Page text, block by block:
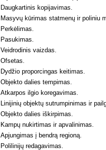
Daugkartinis kopijavimas.
Masyvų kūrimas statmenų ir poliniu
Perkėlimas.
Pasukimas.
Veidrodinis vaizdas.
Ofsetas.
Dydžio proporcingas keitimas.
Objekto dalies tempimas.
Atkarpos ilgio koregavimas.
Linijinių objektų sutrumpinimas ir
Objekto dalies iškirpimas.
Kampų nukirtimas ir apvalinimas.
Apjungimas į bendrą regioną.
Polilinijų redagavimas.